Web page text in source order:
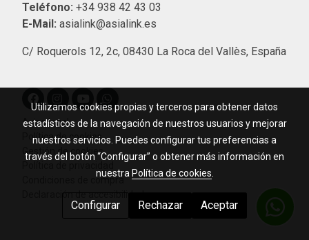
Teléfono: +34 938 42 43 03
E-Mail: asialink@asialink.es
C/ Roquerols 12, 2c, 08430 La Roca del Vallès, España
Aviso legal
Política de cookies
Gestión de cookies
Condiciones de compra
Utilizamos cookies propias y terceros para obtener datos
estadísticos de la navegación de nuestros usuarios y mejorar
nuestros servicios. Puedes configurar tus preferencias a
través del botón “Configurar” o obtener más información en
nuestra Política de cookies
Configurar Rechazar Aceptar